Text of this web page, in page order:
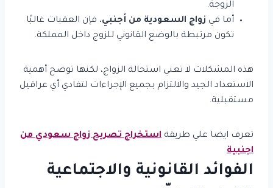
الزوجة.
أما في زواج السعودية من أجنبي، فإن العقبات غالبًا
تكون مرتبطة بالوضع القانوني للزوج داخل المملكة.
هذه المشكلات لا تعني استحالة الزواج، لكنها توضح أهمية
الاستعداد الجيد والالتزام بجميع الإجراءات لتفادي أي عراقيل
مستقبلية.
تعرف ايضا علي طريقة استخراج تصريح زواج سعودي من
اجنبية
الفوائد القانونية والاجتماعية